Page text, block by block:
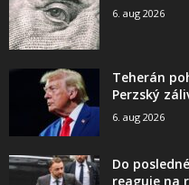
6. aug 2026
Teherán
Perzský
6. aug 2026
Do
reaguje na